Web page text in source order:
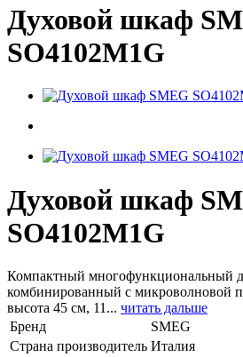
Духовой шкаф
SO4102M1G
Духовой шкаф
SO4102M1G
Компактный многофункциональный
комбинированный с микроволновой
высота 45 см, 11... читать дальше
Бренд
SMEG
Страна производитель Италия